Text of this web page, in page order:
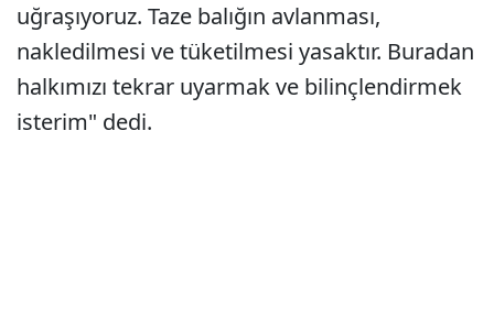
uğraşıyoruz. Taze balığın avlanması,
nakledilmesi ve tüketilmesi yasaktır. Buradan
halkımızı tekrar uyarmak ve bilinçlendirmek
isterim" dedi.